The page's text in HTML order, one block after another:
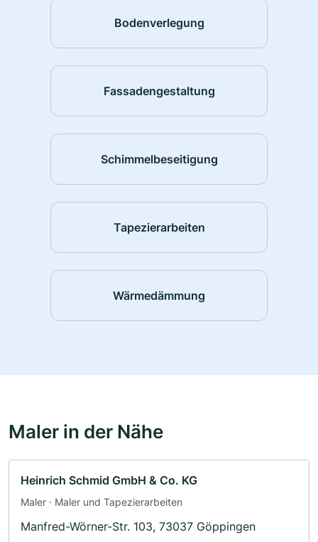
Bodenverlegung
Fassadengestaltung
Schimmelbeseitigung
Tapezierarbeiten
Wärmedämmung
Maler in der Nähe
Heinrich Schmid GmbH & Co. KG
Maler · Maler und Tapezierarbeiten
Manfred-Wörner-Str. 103, 73037 Göppingen